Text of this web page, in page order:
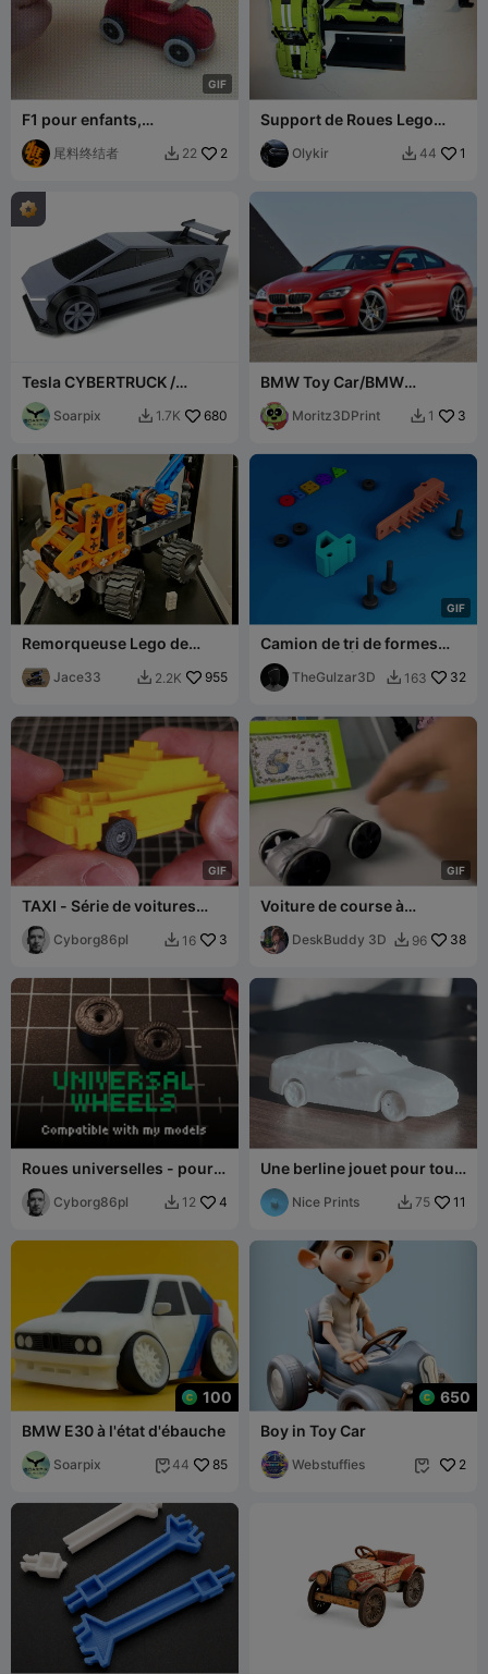
GIF
F1 pour enfants,
assemblage facile, glisse
fluide尾料终结者  22 2
Support de Roues Lego
Technic
Olykir  44 1
Tesla CYBERTRUCK /
CYBERCAR
Soarpix  1.7K 680
BMW Toy Car/BMW
Spielzeugauto
Moritz3DPrint  1 3
Remorqueuse Lego de
Jace33  2.2K 955
GIF
Camion de tri de formes
Montessori | Jouet
modulaire éducatif
TheGulzar3D  163 32
GIF
TAXI - Série de voitures
jouets BRAKES (roues
séparées)
Cyborg86pl  16 3
GIF
Voiture de course à
élastique
DeskBuddy 3D  96 38
Roues universelles - pour
la série de voitures jouets
BRAKESCyborg86pl  12 4
Une berline jouet pour tous
Nice Prints  75 11
100
BMW E30 à l'état d'ébauche
Soarpix  44 85
650
Boy in Toy Car
Webstuffies  2